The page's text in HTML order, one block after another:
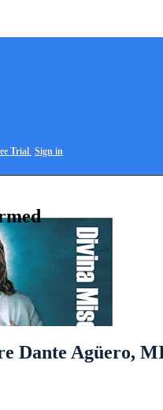
Trial Sign in
Dante Agüero,